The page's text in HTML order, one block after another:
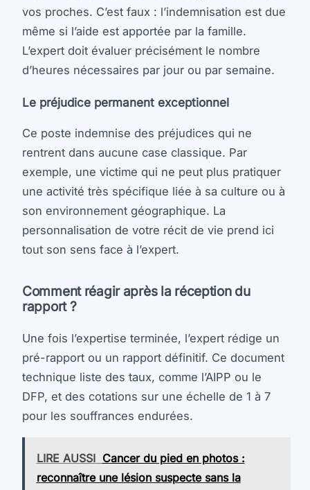
vos proches. C’est faux : l’indemnisation est due
même si l’aide est apportée par la famille.
L’expert doit évaluer précisément le nombre
d’heures nécessaires par jour ou par semaine.
Le préjudice permanent exceptionnel
Ce poste indemnise des préjudices qui ne
rentrent dans aucune case classique. Par
exemple, une victime qui ne peut plus pratiquer
une activité très spécifique liée à sa culture ou à
son environnement géographique. La
personnalisation de votre récit de vie prend ici
tout son sens face à l’expert.
Comment réagir après la réception du
rapport ?
Une fois l’expertise terminée, l’expert rédige un
pré-rapport ou un rapport définitif. Ce document
technique liste des taux, comme l’AIPP ou le
DFP, et des cotations sur une échelle de 1 à 7
pour les souffrances endurées.
LIRE AUSSI Cancer du pied en photos :
reconnaître une lésion suspecte sans la